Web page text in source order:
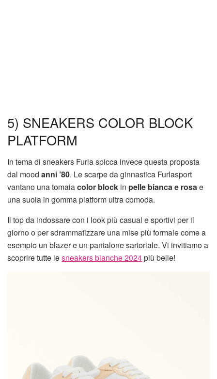
5) SNEAKERS COLOR BLOCK
PLATFORM
In tema di sneakers Furla spicca invece questa proposta
dal mood anni ’80. Le scarpe da ginnastica Furlasport
vantano una tomaiacolor block in pelle bianca e rosae
una suola in gomma platform ultra comoda.
Il top da indossare con i look più casual e sportivi per il
giorno o per sdrammatizzare una mise più formale come a
esempio un blazer e un pantalone sartoriale. Vi invitiamo a
scoprire tutte lesneakers bianche 2024più belle!